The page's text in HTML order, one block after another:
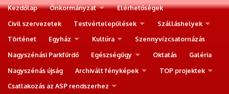
Kezdőlap Önkormányzat
Elérhetőségek
Civil szervezetek
Testvértelepülések
Szálláshelyek
Történet
Egyház Kultúra
Szennyvízcsatornázás
Nagyszénási Parkfürdő
Egészségügy Oktatás
Galéria
Nagyszénás újság
Archivált fényképek
TOP projektek
Csatlakozás az ASP rendszerhez